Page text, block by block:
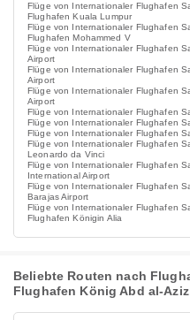
Flüge von Internationaler Flughafen
Flughafen Kuala Lumpur
Flüge von Internationaler Flughafen
Flughafen Mohammed V
Flüge von Internationaler Flughafen
Airport
Flüge von Internationaler Flughafen
Airport
Flüge von Internationaler Flughafen
Airport
Flüge von Internationaler Flughafen
Flüge von Internationaler Flughafen
Flüge von Internationaler Flughafen
Flüge von Internationaler Flughafen
Leonardo da Vinci
Flüge von Internationaler Flughafen
International Airport
Flüge von Internationaler Flughafen
Barajas Airport
Flüge von Internationaler Flughafen
Flughafen Königin Alia
Beliebte Routen nach
Flughafen König Abd al-Aziz